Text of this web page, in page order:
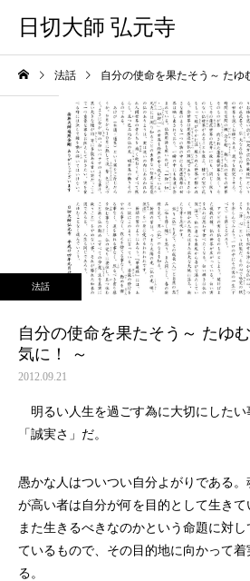
日切大師 弘元寺
法話 自分の使命を果たそう～ たゆ
法話
自分の使命を果たそう～ たゆ
気に！ ～
2012.09.21
明るい人生を過ごす為に大切にしたい
「誠実さ」だ。
愚かな人はついつい自分よがりである。
が高い者は自分が何を目的として生きて
また生きるべきなのかという命題に対
ているもので、その目的地に向かって
る。